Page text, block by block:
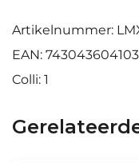
Artikelnummer:
EAN:
Colli: 1